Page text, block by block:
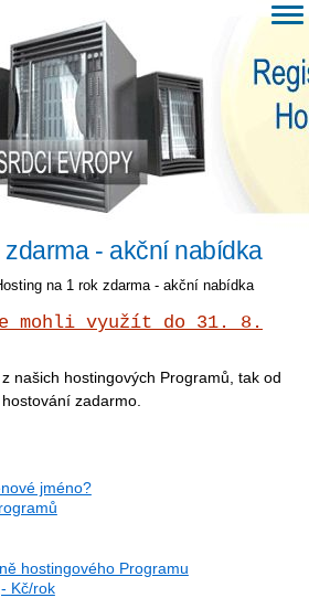
- akční nabídka
na 1 rok zdarma - akční nabídka
mohli využít do 31. 8.
našich hostingových Programů, tak od
zadarmo.
jméno?
hostingového Programu
Kč/rok